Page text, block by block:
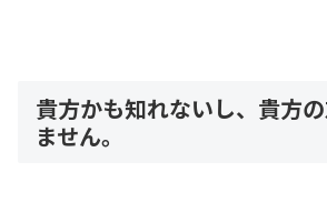
貴方かも知れないし、貴方
ません。